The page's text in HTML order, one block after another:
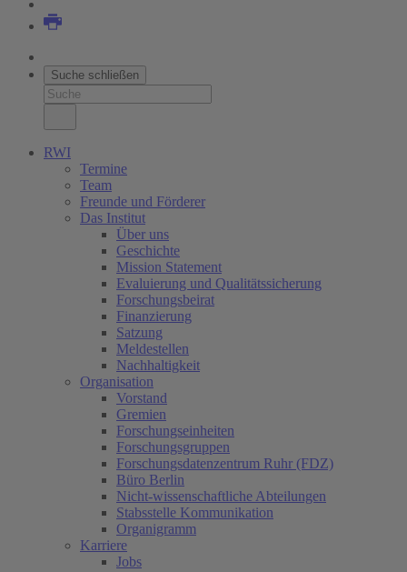
Suche schließen
RWI
Termine
Team
Freunde und Förderer
Das Institut
Über uns
Geschichte
Mission Statement
Evaluierung und Qualitätssicherung
Forschungsbeirat
Finanzierung
Satzung
Meldestellen
Nachhaltigkeit
Organisation
Vorstand
Gremien
Forschungseinheiten
Forschungsgruppen
Forschungsdatenzentrum Ruhr (FDZ)
Büro Berlin
Nicht-wissenschaftliche Abteilungen
Stabsstelle Kommunikation
Organigramm
Karriere
Jobs